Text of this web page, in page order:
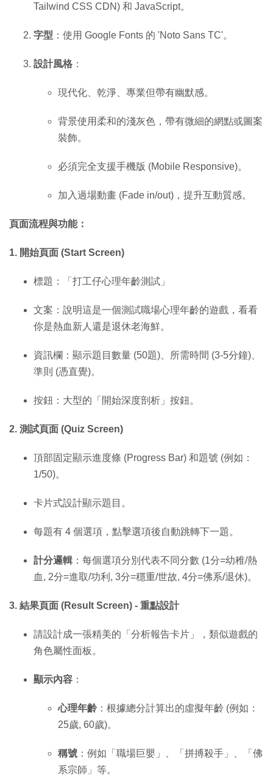
Tailwind CSS CDN) 和 JavaScript。
字型 ：使用 Google Fonts 的 'Noto Sans TC'。
設計風格 ：
現代化、乾淨、專業但帶有幽默感。
背景使用柔和的淺灰色，帶有微細的網點或圖案
裝飾。
必須完全支援手機版 (Mobile Responsive)。
加入過場動畫 (Fade in/out)，提升互動質感。
頁面流程與功能：
1. 開始頁面 (Start Screen)
標題：「打工仔心理年齡測試」
文案：說明這是一個測試職場心理年齡的遊戲，看看
你是熱血新人還是退休老海鮮。
資訊欄：顯示題目數量 (50題)、所需時間 (3-5分鐘)、
準則 (憑直覺)。
按鈕：大型的「開始深度剖析」按鈕。
2. 測試頁面 (Quiz Screen)
頂部固定顯示進度條 (Progress Bar) 和題號 (例如：
1/50)。
卡片式設計顯示題目。
每題有 4 個選項，點擊選項後自動跳轉下一題。
計分邏輯 ：每個選項分別代表不同分數 (1分=幼稚/熱
血, 2分=進取/功利, 3分=穩重/世故, 4分=佛系/退休)。
3. 結果頁面 (Result Screen) - 重點設計
請設計成一張精美的「分析報告卡片」，類似遊戲的
角色屬性面板。
顯示內容 ：
心理年齡：根據總分計算出的虛擬年齡 (例如：
25歲, 60歲)。
稱號 ：例如「職場巨嬰」、「拼搏殺手」、「佛
系宗師」等。